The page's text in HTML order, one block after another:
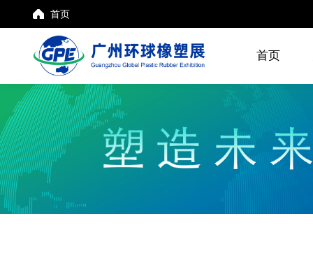
首页
首页